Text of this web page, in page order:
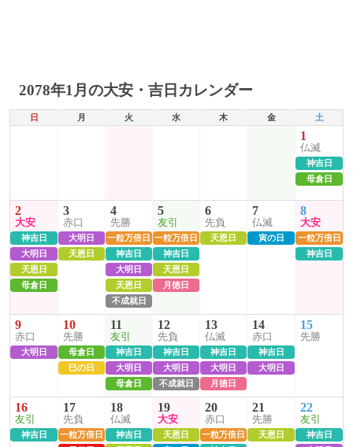
2078年1月の大安・吉日カレンダー
日 月 火 水 木 金 土
1
仏滅
神吉日
母倉日
2
大安
神吉日
大明日
天恩日
母倉日
3
赤口
大明日
天恩日
4
先勝
一粒万倍日
神吉日
大明日
天恩日
不成就日
5
友引
一粒万倍日
神吉日
天恩日
月徳日
6
先負
天恩日
7
仏滅
寅の日
8
大安
一粒万倍日
神吉日
9
赤口
大明日
10
先勝
母倉日
巳の日
11
友引
神吉日
大明日
母倉日
12
先負
神吉日
大明日
不成就日
13
仏滅
神吉日
大明日
月徳日
14
赤口
神吉日
大明日
15
先勝
16
友引
神吉日
17
先負
一粒万倍日
18
仏滅
神吉日
19
大安
天恩日
20
赤口
一粒万倍日
21
先勝
天恩日
22
友引
神吉日